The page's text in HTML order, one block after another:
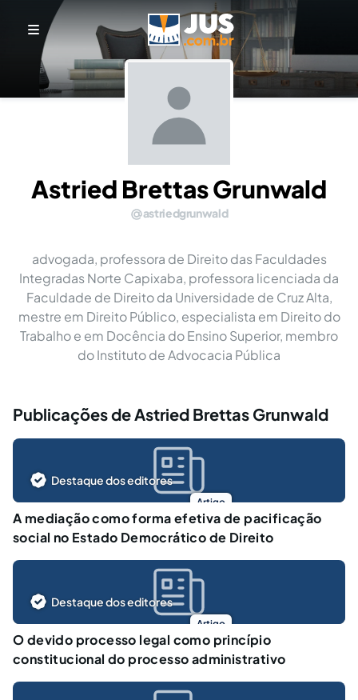
Astried Brettas Grunwald
astriedgrunwald
advogada, professora de Direito das Faculdades
Integradas Norte Capixaba, professora licenciada da
Faculdade de Direito da Universidade de Cruz Alta,
mestre em Direito Público, especialista em Direito do
Trabalho e em Docência do Ensino Superior, membro
do Instituto de Advocacia Pública
Publicações de Astried Brettas Grunwald
Artigo
Destaque dos editores
A mediação como forma efetiva de pacificação
social no Estado Democrático de Direito
Artigo
Destaque dos editores
O devido processo legal como princípio
constitucional do processo administrativo